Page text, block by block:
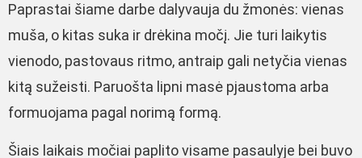
Paprastai šiame darbe dalyvauja du žmonės: vienas
muša, o kitas suka ir drėkina močį. Jie turi laikytis
vienodo, pastovaus ritmo, antraip gali netyčia vienas
kitą sužeisti. Paruošta lipni masė pjaustoma arba
formuojama pagal norimą formą.
Šiais laikais močiai paplito visame pasaulyje bei buvo